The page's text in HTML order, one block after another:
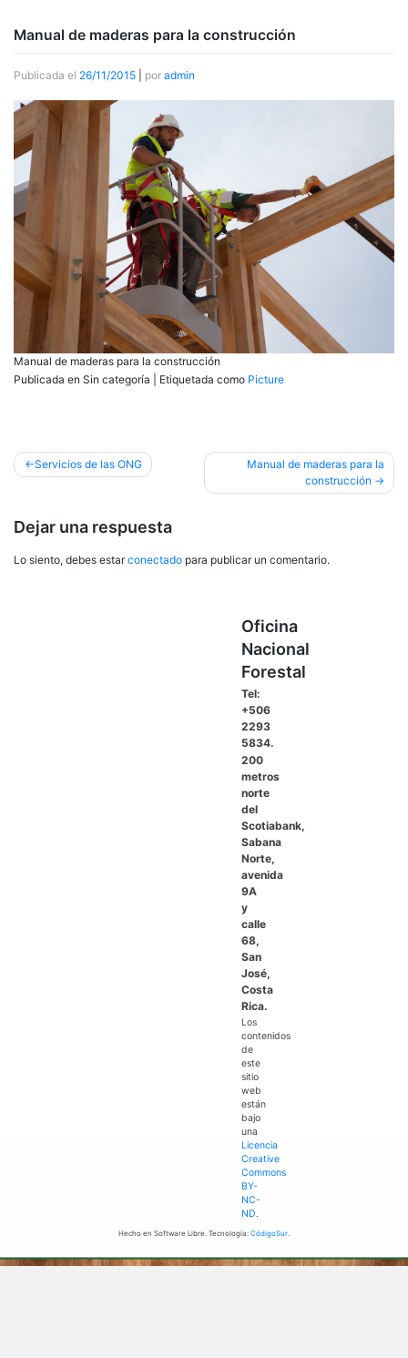
Manual de maderas para la construcción
Publicada el 26/11/2015 por admin
Manual de maderas para la construcción
Publicada en Sin categoría
Etiquetada como Picture
Navegación
entradas
Servicios de las ONG
Manual de maderas para la
construcción
Dejar una respuesta
Lo siento, debes estarconectado para publicar un comentario.
Oficina
Nacional
Forestal
Tel:
+506
2293
5834.
200
metros
norte
del
Scotiabank,
Sabana
Norte,
avenida
9A
y
calle
68,
San
José,
Costa
Rica.
Los
contenidos
de
este
sitio
web
están
bajo
una
Licencia
Creative
Commons
BY-
NC-
ND.
Hecho en Software Libre. Tecnología: CódigoSur.